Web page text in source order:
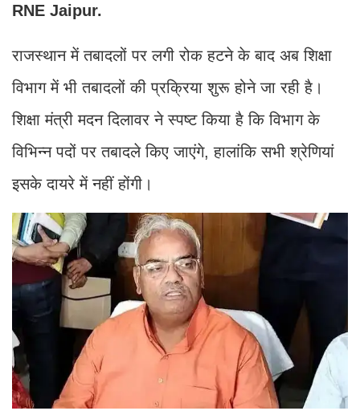
RNE Jaipur.
राजस्थान में तबादलों पर लगी रोक हटने के बाद अब शिक्षा
विभाग में भी तबादलों की प्रक्रिया शुरू होने जा रही है।
शिक्षा मंत्री मदन दिलावर ने स्पष्ट किया है कि विभाग के
विभिन्न पदों पर तबादले किए जाएंगे, हालांकि सभी श्रेणियां
इसके दायरे में नहीं होंगी।